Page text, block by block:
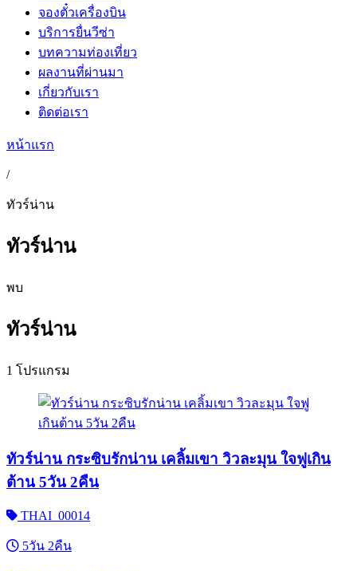
จองตั๋วเครื่องบิน
บริการยื่นวีซ่า
บทความท่องเที่ยว
ผลงานที่ผ่านมา
เกี่ยวกับเรา
ติดต่อเรา
หน้าแรก
/
ทัวร์น่าน
ทัวร์น่าน
พบ
ทัวร์น่าน
1 โปรแกรม
ทัวร์น่าน กระซิบรักน่าน เคลิ้มเขา วิวละมุน ใจฟูเกิน
ต้าน 5วัน 2คืน
THAI_00014
5วัน 2คืน